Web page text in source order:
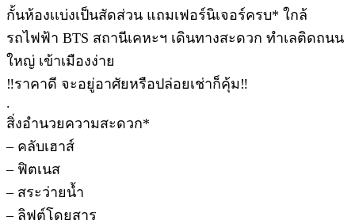
กั้นห้องเเบ่งเป็นสัดส่วน แถมเฟอร์นิเจอร์ครบ* ใกล้
รถไฟฟ้า BTS สถานีเคหะฯ เดินทางสะดวก ทำเลติดถนน
ใหญ่ เข้าเมืองง่าย
‼ราคาดี จะอยู่อาศัยหรือปล่อยเช่าก็คุ้ม‼
.
สิ่งอำนวยความสะดวก*
– คลับเฮาส์
– ฟิตเนส
– สระว่ายน้ำ
– ลิฟต์โดยสาร